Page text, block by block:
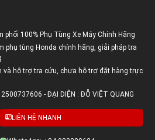
phối 100% Phụ Tùng Xe Máy Chính Hãng
phụ tùng Honda chính hãng, giải pháp tra
và hỗ trợ tra cứu, chưa hỗ trợ đặt hàng trực
2500737606 - ĐẠI DIỆN : ĐỖ VIỆT QUANG
LIÊN HỆ NHANH